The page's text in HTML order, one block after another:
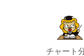
チャート